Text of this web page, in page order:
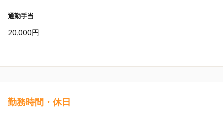
通勤手当
20,000円
勤務時間・休日